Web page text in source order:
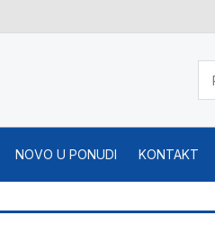
NOVO U PONUDI KONTAKT